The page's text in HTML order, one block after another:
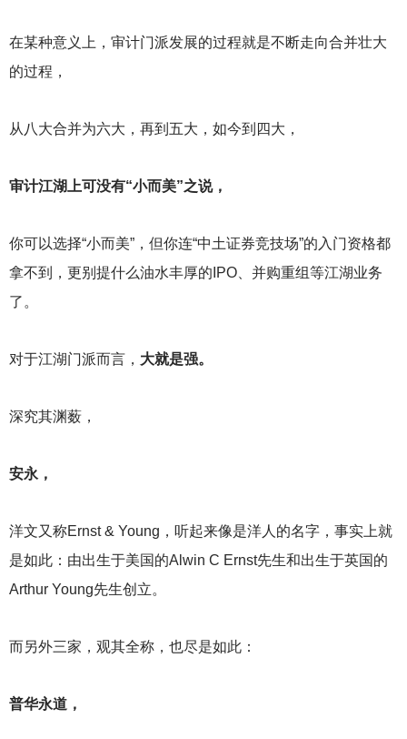
在某种意义上，审计门派发展的过程就是不断走向合并壮大
的过程，
从八大合并为六大，再到五大，如今到四大，
审计江湖上可没有“小而美”之说，
你可以选择“小而美”，但你连“中土证券竞技场”的入门资格都
拿不到，更别提什么油水丰厚的IPO、并购重组等江湖业务
了。
对于江湖门派而言， 大就是强。
深究其渊薮，
安永，
洋文又称Ernst & Young，听起来像是洋人的名字，事实上就
是如此：由出生于美国的Alwin C Ernst先生和出生于英国的
Arthur Young先生创立。
而另外三家，观其全称，也尽是如此：
普华永道，